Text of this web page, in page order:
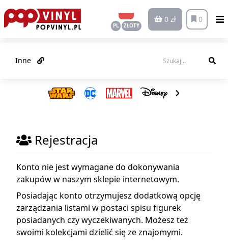
PL ZŁOTY
0 zł 0
Inne
Rejestracja
Konto nie jest wymagane do dokonywania
zakupów w naszym sklepie internetowym.
Posiadając konto otrzymujesz dodatkową opcję
zarządzania listami w postaci spisu figurek
posiadanych czy wyczekiwanych. Możesz też
swoimi kolekcjami dzielić się ze znajomymi.